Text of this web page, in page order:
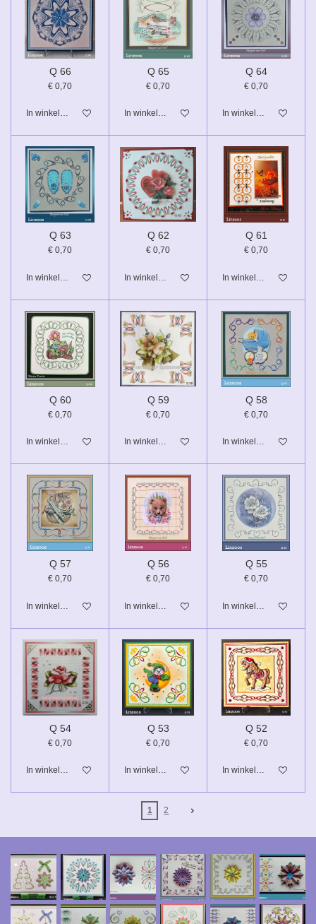
Q 66
€ 0,70
In winkelwagen
Q 65
€ 0,70
In winkelwagen
Q 64
€ 0,70
In winkelwagen
Q 63
€ 0,70
In winkelwagen
Q 62
€ 0,70
In winkelwagen
Q 61
€ 0,70
In winkelwagen
Q 60
€ 0,70
In winkelwagen
Q 59
€ 0,70
In winkelwagen
Q 58
€ 0,70
In winkelwagen
Q 57
€ 0,70
In winkelwagen
Q 56
€ 0,70
In winkelwagen
Q 55
€ 0,70
In winkelwagen
Q 54
€ 0,70
In winkelwagen
Q 53
€ 0,70
In winkelwagen
Q 52
€ 0,70
In winkelwagen
1 2